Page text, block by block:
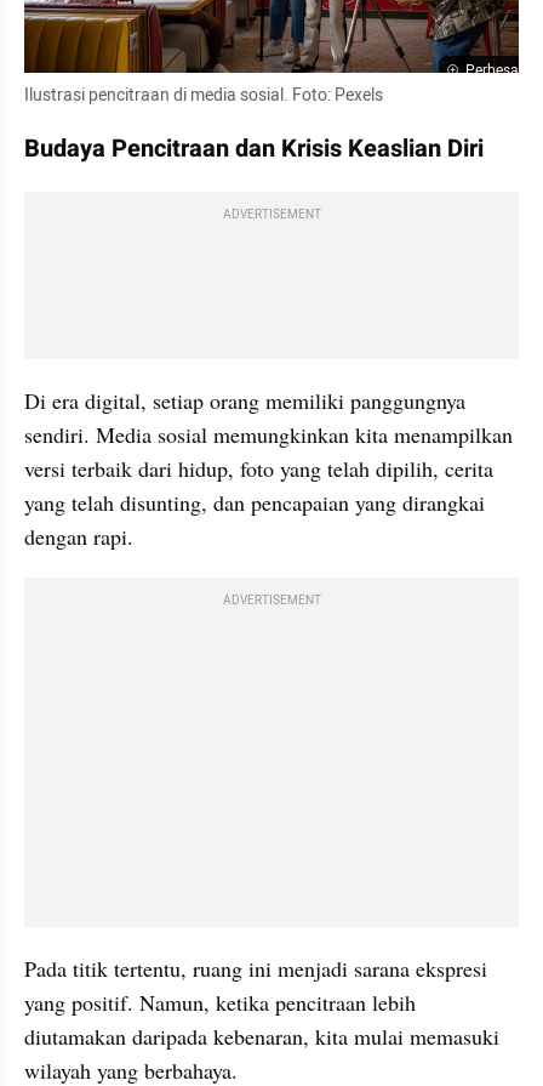
Perbesar
Ilustrasi pencitraan di media sosial. Foto: Pexels
Budaya Pencitraan dan Krisis Keaslian Diri
ADVERTISEMENT
Di era digital, setiap orang memiliki panggungnya
sendiri. Media sosial memungkinkan kita menampilkan
versi terbaik dari hidup, foto yang telah dipilih, cerita
yang telah disunting, dan pencapaian yang dirangkai
dengan rapi.
ADVERTISEMENT
Pada titik tertentu, ruang ini menjadi sarana ekspresi
yang positif. Namun, ketika pencitraan lebih
diutamakan daripada kebenaran, kita mulai memasuki
wilayah yang berbahaya.